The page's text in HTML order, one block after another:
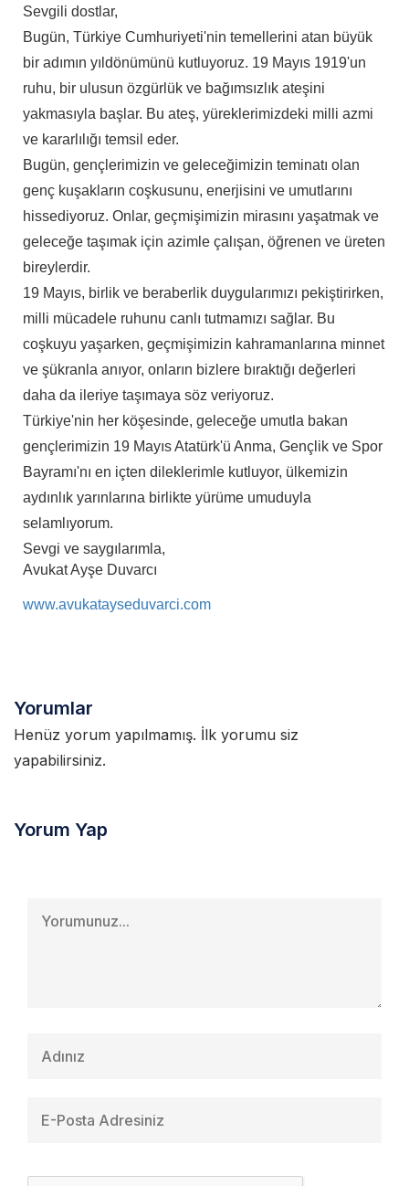
Sevgili dostlar,
Bugün, Türkiye Cumhuriyeti'nin temellerini atan büyük
bir adımın yıldönümünü kutluyoruz. 19 Mayıs 1919'un
ruhu, bir ulusun özgürlük ve bağımsızlık ateşini
yakmasıyla başlar. Bu ateş, yüreklerimizdeki milli azmi
ve kararlılığı temsil eder.
Bugün, gençlerimizin ve geleceğimizin teminatı olan
genç kuşakların coşkusunu, enerjisini ve umutlarını
hissediyoruz. Onlar, geçmişimizin mirasını yaşatmak ve
geleceğe taşımak için azimle çalışan, öğrenen ve üreten
bireylerdir.
19 Mayıs, birlik ve beraberlik duygularımızı pekiştirirken,
milli mücadele ruhunu canlı tutmamızı sağlar. Bu
coşkuyu yaşarken, geçmişimizin kahramanlarına minnet
ve şükranla anıyor, onların bizlere bıraktığı değerleri
daha da ileriye taşımaya söz veriyoruz.
Türkiye'nin her köşesinde, geleceğe umutla bakan
gençlerimizin 19 Mayıs Atatürk'ü Anma, Gençlik ve Spor
Bayramı'nı en içten dileklerimle kutluyor, ülkemizin
aydınlık yarınlarına birlikte yürüme umuduyla
selamlıyorum.
Sevgi ve saygılarımla,
Avukat Ayşe Duvarcı
www.avukatayseduvarci.com
Yorumlar
Henüz yorum yapılmamış. İlk yorumu siz
yapabilirsiniz.
Yorum Yap